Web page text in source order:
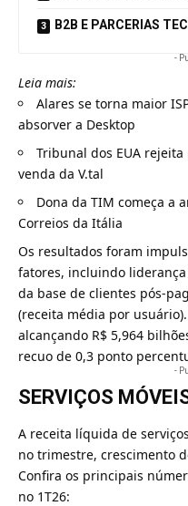
B2B E PARCERIAS
-
Leia mais:
Alares se torna maior
absorver a Desktop
Tribunal dos EUA
venda da V.tal
Dona da TIM começa a
Correios da Itália
Os resultados foram
fatores, incluindo
da base de clientes pós-
(receita média por usuário).
alcançando R$ 5,964
recuo de 0,3 ponto
-
SERVIÇOS
A receita líquida de
no trimestre, crescimento
Confira os principais
no 1T26: